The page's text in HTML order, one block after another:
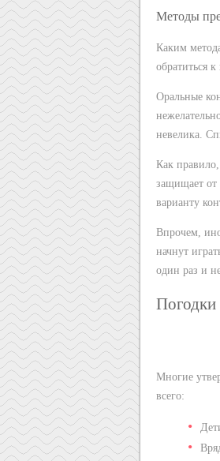
Методы
Каким
обратиться
Оральные
невелика.
Как
защищает от
варианту
Впрочем,
начнут
один раз и
Погодки
Многие
всего: